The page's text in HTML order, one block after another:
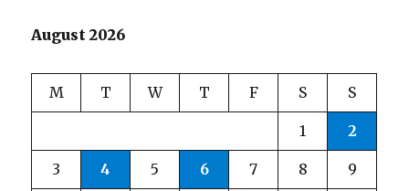
August 2026
M T W T F S S
1 2
3 4 5 6 7 8 9